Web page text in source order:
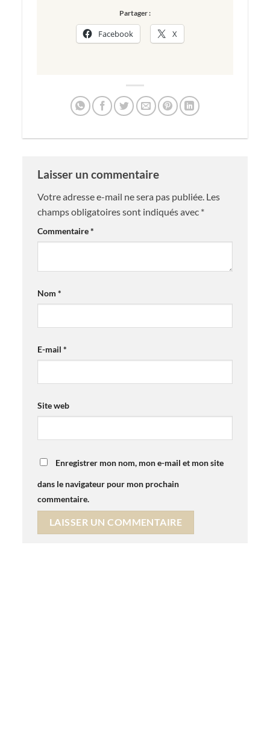
Partager :
Facebook X
Laisser un commentaire
Votre adresse e-mail ne sera pas publiée. Les
champs obligatoires sont indiqués avec *
Commentaire*
Nom*
E-mail*
Site web
Enregistrer mon nom, mon e-mail et mon site
dans le navigateur pour mon prochain
commentaire.